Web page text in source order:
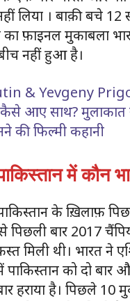
लिया । बाक़ी बचे
का फ़ाइनल मुकाबला
नहीं हुआ है।
& Yevgeny
कैसे आए साथ?
की फिल्मी कहानी
में कौन
के ख़िलाफ़
पिछली बार 2017
मिली थी। भारत ने
को दो बार
हराया है। पिछले 10